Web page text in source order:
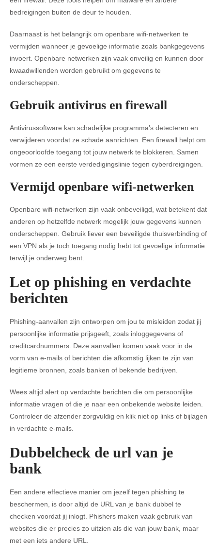
bedreigingen buiten de deur te houden.
Daarnaast is het belangrijk om openbare wifi-netwerken te
vermijden wanneer je gevoelige informatie zoals bankgegevens
invoert. Openbare netwerken zijn vaak onveilig en kunnen door
kwaadwillenden worden gebruikt om gegevens te
onderscheppen.
Gebruik antivirus en firewall
Antivirussoftware kan schadelijke programma’s detecteren en
verwijderen voordat ze schade aanrichten. Een firewall helpt om
ongeoorloofde toegang tot jouw netwerk te blokkeren. Samen
vormen ze een eerste verdedigingslinie tegen cyberdreigingen.
Vermijd openbare wifi-netwerken
Openbare wifi-netwerken zijn vaak onbeveiligd, wat betekent dat
anderen op hetzelfde netwerk mogelijk jouw gegevens kunnen
onderscheppen. Gebruik liever een beveiligde thuisverbinding of
een VPN als je toch toegang nodig hebt tot gevoelige informatie
terwijl je onderweg bent.
Let op phishing en verdachte
berichten
Phishing-aanvallen zijn ontworpen om jou te misleiden zodat jij
persoonlijke informatie prijsgeeft, zoals inloggegevens of
creditcardnummers. Deze aanvallen komen vaak voor in de
vorm van e-mails of berichten die afkomstig lijken te zijn van
legitieme bronnen, zoals banken of bekende bedrijven.
Wees altijd alert op verdachte berichten die om persoonlijke
informatie vragen of die je naar een onbekende website leiden.
Controleer de afzender zorgvuldig en klik niet op links of bijlagen
in verdachte e-mails.
Dubbelcheck de url van je
bank
Een andere effectieve manier om jezelf tegen phishing te
beschermen, is door altijd de URL van je bank dubbel te
checken voordat jij inlogt. Phishers maken vaak gebruik van
websites die er precies zo uitzien als die van jouw bank, maar
met een iets andere URL.